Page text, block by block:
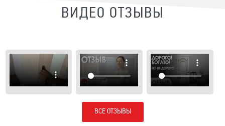
ВИДЕО ОТЗЫВЫ
ВСЕ ОТЗЫВЫ